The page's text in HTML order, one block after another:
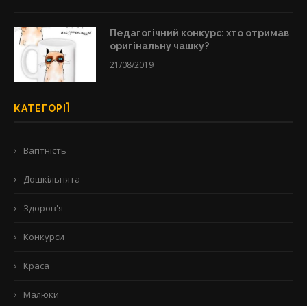
Педагогічний конкурс: хто отримав
оригінальну чашку?
21/08/2019
КАТЕГОРІЇ
Вагітність
Дошкільнята
Здоров'я
Конкурси
Краса
Малюки